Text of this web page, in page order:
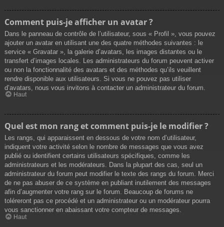
Comment puis-je afficher un avatar ?
Dans le panneau de contrôle de l’utilisateur, sous « Profil », vous pouvez
ajouter un avatar en utilisant une des quatre méthodes suivantes : le
service « Gravatar », la galerie d’avatars, les images distantes ou le
transfert d’images locales. Les administrateurs du forum peuvent activer
ou non la fonctionnalité des avatars et des méthodes qu’ils veuillent
rendre disponible aux utilisateurs. Si vous ne pouvez pas utiliser
d’avatars, nous vous invitons à contacter un administrateur du forum.
Haut
Quel est mon rang et comment puis-je le modifier ?
Les rangs, qui apparaissent en dessous de votre nom d’utilisateur,
indiquent votre activité selon le nombre de messages que vous avez
publié ou identifient certains utilisateurs spécifiques, comme les
administrateurs et les modérateurs. Dans la plupart des cas, seul un
administrateur du forum peut modifier le texte des rangs du forum. Merci
de ne pas abuser de ce système en publiant inutilement des messages
afin d’augmenter votre rang sur le forum. Beaucoup de forums ne
toléreront pas ce procédé et un administrateur ou un modérateur pourra
vous sanctionner en abaissant votre compteur de messages.
Haut